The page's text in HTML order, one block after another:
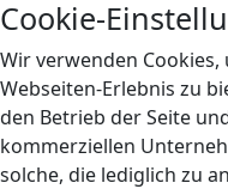
Cookie-
Wir verwenden
Webseiten-Erlebnis zu
den Betrieb der Seite
kommerziellen
solche, die lediglich zu